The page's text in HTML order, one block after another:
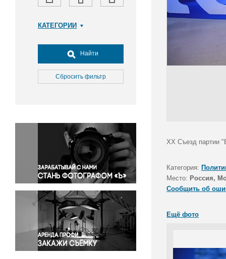
КАТЕГОРИИ
Досуг, туризм и отдых
Культура
Медицина
Окружающая среда
Политика
Правосудие
Происшествия и конфликты
Религия
Светская жизнь
Спорт
Экология
Экономика и бизнес
Найти
Сбросить фильтр
XX Съезд партии
Категория:
Место: Россия,
Сообщить об
Ещё фото